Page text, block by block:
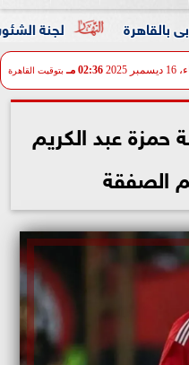
لجنة الشئون العربية
2025 02:36 مـ بتوقيت القاهرة
حمزة عبد الكريم
الصفقة